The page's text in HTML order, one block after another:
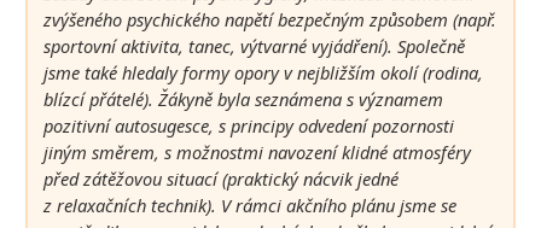
zvýšeného psychického napětí bezpečným způsobem (např.
sportovní aktivita, tanec, výtvarné vyjádření). Společně
jsme také hledaly formy opory v nejbližším okolí (rodina,
blízcí přátelé). Žákyně byla seznámena s významem
pozitivní autosugesce, s principy odvedení pozornosti
jiným směrem, s možnostmi navození klidné atmosféry
před zátěžovou situací (praktický nácvik jedné
z relaxačních technik). V rámci akčního plánu jsme se